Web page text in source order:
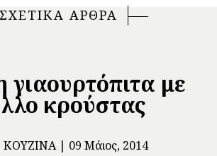
ΣΧΕΤΙΚΑ ΑΡΘΡΑ
γιαουρτόπιτα με
κρούστας
09 Μάιος, 2014